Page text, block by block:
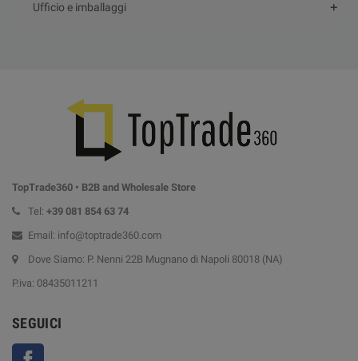
Ufficio e imballaggi
TopTrade360 • B2B and Wholesale Store
Tel: +39 081 854 63 74
Email: info@toptrade360.com
Dove Siamo: P. Nenni 22B Mugnano di Napoli 80018 (NA)
P.iva: 08435011211
SEGUICI